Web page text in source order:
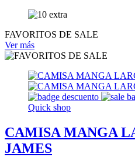
FAVORITOS DE SALE
Ver más
Quick shop
CAMISA MANGA
JAMES